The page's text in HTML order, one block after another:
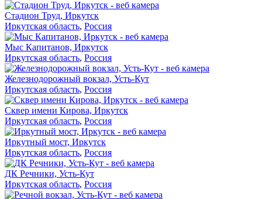
Стадион Труд, Иркутск
Иркутская область, Россия
Мыс Капитанов, Иркутск
Иркутская область, Россия
Железнодорожный вокзал, Усть-Кут
Иркутская область, Россия
Сквер имени Кирова, Иркутск
Иркутская область, Россия
Иркутный мост, Иркутск
Иркутская область, Россия
ДК Речники, Усть-Кут
Иркутская область, Россия